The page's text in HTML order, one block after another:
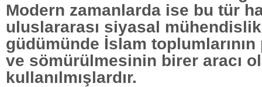
Modern zamanlarda ise bu tür
uluslararası siyasal
güdümünde İslam toplumlarının
ve sömürülmesinin birer aracı
kullanılmışlardır.